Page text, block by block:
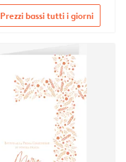
Prezzi bassi tutti i giorni